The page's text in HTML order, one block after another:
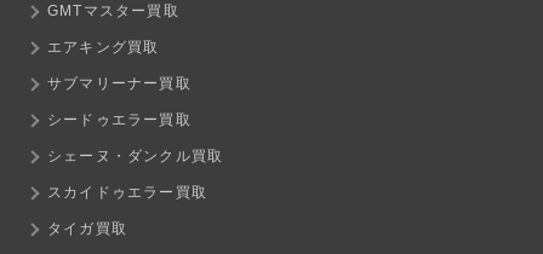
GMTマスター買取
エアキング買取
サブマリーナー買取
シードゥエラー買取
シェーヌ・ダンクル買取
スカイドゥエラー買取
タイガ買取